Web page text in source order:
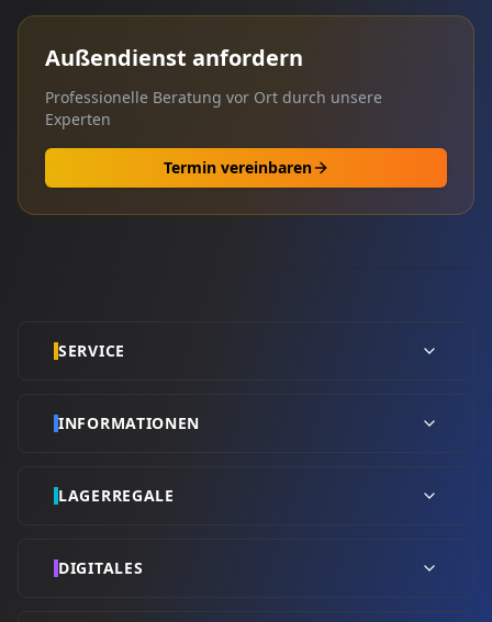
Außendienst anfordern
Professionelle Beratung vor Ort durch unsere
Experten
Termin vereinbaren
SERVICE
INFORMATIONEN
LAGERREGALE
DIGITALES